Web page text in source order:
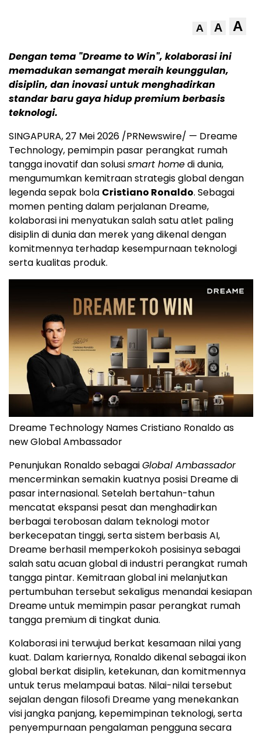
A A A
Dengan tema "Dreame to Win", kolaborasi ini
memadukan semangat meraih keunggulan,
disiplin, dan inovasi untuk menghadirkan
standar baru gaya hidup premium berbasis
teknologi.
SINGAPURA, 27 Mei 2026 /PRNewswire/ — Dreame
Technology, pemimpin pasar perangkat rumah
tangga inovatif dan solusismart homedi dunia,
mengumumkan kemitraan strategis global dengan
legenda sepak bola Cristiano Ronaldo. Sebagai
momen penting dalam perjalanan Dreame,
kolaborasi ini menyatukan salah satu atlet paling
disiplin di dunia dan merek yang dikenal dengan
komitmennya terhadap kesempurnaan teknologi
serta kualitas produk.
Dreame Technology Names Cristiano Ronaldo as
new Global Ambassador
Penunjukan Ronaldo sebagaiGlobal Ambassador
mencerminkan semakin kuatnya posisi Dreame di
pasar internasional. Setelah bertahun-tahun
mencatat ekspansi pesat dan menghadirkan
berbagai terobosan dalam teknologi motor
berkecepatan tinggi, serta sistem berbasis AI,
Dreame berhasil memperkokoh posisinya sebagai
salah satu acuan global di industri perangkat rumah
tangga pintar. Kemitraan global ini melanjutkan
pertumbuhan tersebut sekaligus menandai kesiapan
Dreame untuk memimpin pasar perangkat rumah
tangga premium di tingkat dunia.
Kolaborasi ini terwujud berkat kesamaan nilai yang
kuat. Dalam kariernya, Ronaldo dikenal sebagai ikon
global berkat disiplin, ketekunan, dan komitmennya
untuk terus melampaui batas. Nilai-nilai tersebut
sejalan dengan filosofi Dreame yang menekankan
visi jangka panjang, kepemimpinan teknologi, serta
penyempurnaan pengalaman pengguna secara